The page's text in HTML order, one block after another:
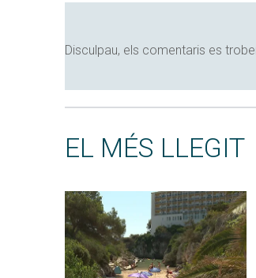
Disculpau, els comentaris es
EL MÉS LLEGIT